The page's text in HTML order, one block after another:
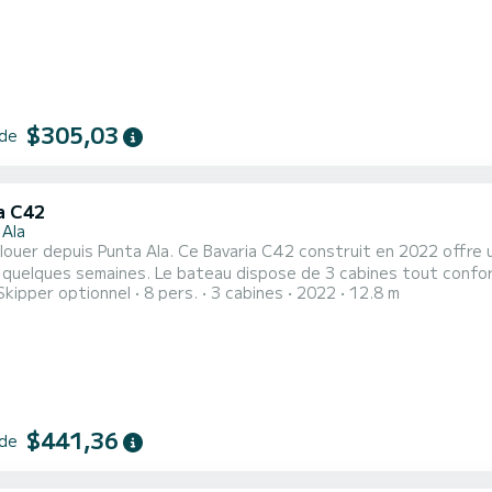
$305,03
C42
depuis Punta Ala. Ce Bavaria C42 construit en 2022
dispose de 3 cabines tout confort et une capacité d'embarcation de 8 personnes. Avec
totale de 13 mètres, il sera votre meilleur allié pour passer
optionnel 8 pers. 3 cabines 2022 12.8 m
$441,36